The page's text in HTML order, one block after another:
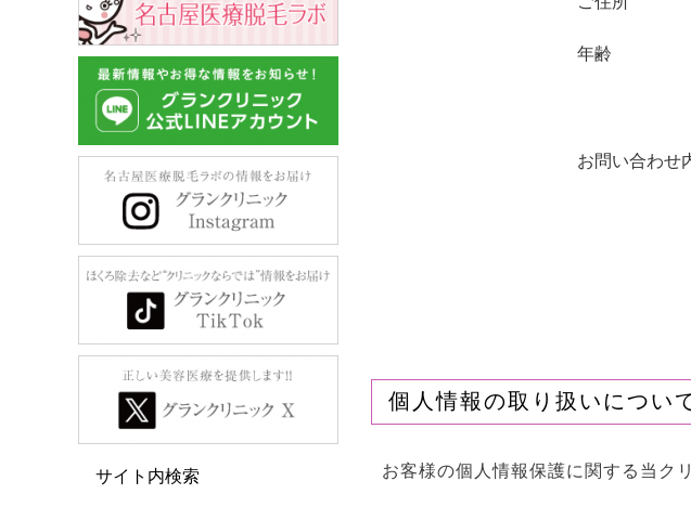
年齢
お問い合わせ
個人情報の取り扱いについ
お客様の個人情報保護に関する当ク
サイト内検索